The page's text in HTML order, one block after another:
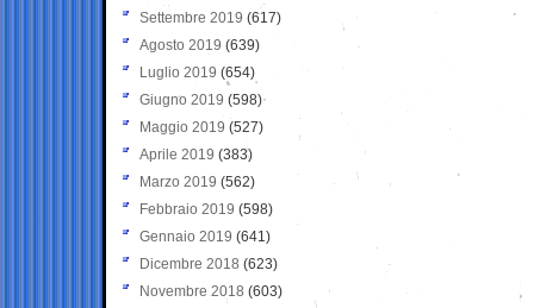
Settembre 2019 (617)
Agosto 2019 (639)
Luglio 2019 (654)
Giugno 2019 (598)
Maggio 2019 (527)
Aprile 2019 (383)
Marzo 2019 (562)
Febbraio 2019 (598)
Gennaio 2019 (641)
Dicembre 2018 (623)
Novembre 2018 (603)